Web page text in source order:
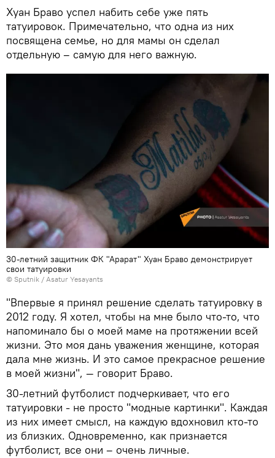
Хуан Браво успел набить себе уже пять
татуировок. Примечательно, что одна из них
посвящена семье, но для мамы он сделал
отдельную – самую для него важную.
30-летний защитник ФК "Арарат" Хуан Браво демонстрирует
свои татуировки
© Sputnik / Asatur Yesayants
"Впервые я принял решение сделать татуировку в
2012 году. Я хотел, чтобы на мне было что-то, что
напоминало бы о моей маме на протяжении всей
жизни. Это моя дань уважения женщине, которая
дала мне жизнь. И это самое прекрасное решение
в моей жизни", — говорит Браво.
30-летний футболист подчеркивает, что его
татуировки - не просто "модные картинки". Каждая
из них имеет смысл, на каждую вдохновил кто-то
из близких. Одновременно, как признается
футболист, все они – очень личные.